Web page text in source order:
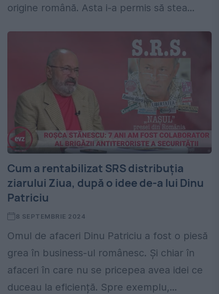
origine română. Asta i-a permis să stea...
Cum a rentabilizat SRS distribuția
ziarului Ziua, după o idee de-a lui Dinu
Patriciu
8 SEPTEMBRIE 2024
Omul de afaceri Dinu Patriciu a fost o piesă
grea în business-ul românesc. Și chiar în
afaceri în care nu se pricepea avea idei ce
duceau la eficiență. Spre exemplu,...